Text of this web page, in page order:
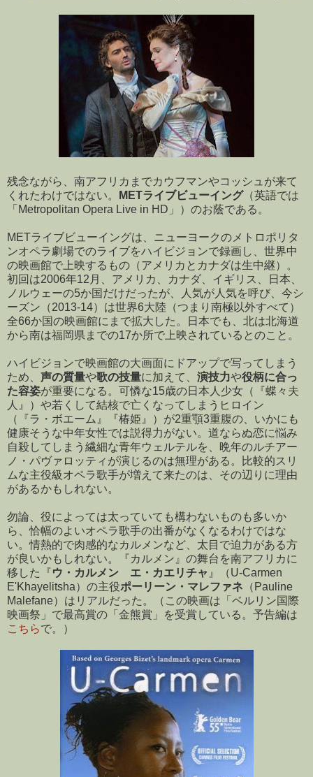
残念ながら、南アフリカまでカウフマンやコッシュが来て
くれたわけではない。
METライブビューイング（英語では
「Metropolitan Opera Live in HD」）のお蔭である。
METライブビューイングは、ニューヨークのメトロポリタ
ンオペラ劇場でのライブをハイビジョンで録画し、世界中
の映画館で上映するもの（アメリカとカナダは生中継）。
初回は2006年12月、アメリカ、カナダ、イギリス、日本、
ノルウェーの5か国だけだったが、人気が人気を呼び、今シ
ーズン（2013-14）は世界6大陸（つまり南極以外すべて）
全66か国の映画館にまで拡大した。日本でも、北は北海道
から南は福岡県までの17か所で上映されているとのこと。
ハイビジョンで映画館の大画面にドアップで写ってしまう
ため、 声の質量や歌の技量に加えて、 演技力や役柄に合っ
た容姿が重要になる。可憐な15歳の日本人少女（『蝶々夫
人』）や若くして結核で亡くなってしまうヒロイン
（『ラ・ボエーム』『椿姫』）が2重顎3重腹の、いかにも
健康そうな中年女性では説得力がない。道ならぬ恋に悩み
自殺してしまう繊細な青年ウェルテルを、晩年のルチアー
ノ・パヴァロッティが演じるのは無理がある。比較的スリ
ムな主役級オペラ歌手が増えて来たのは、その辺りに理由
があるかもしれない。
勿論、役によっては太っていても構わないものも多いか
ら、恰幅のよいオペラ歌手の出番がなくなるわけではな
い。情熱的で肉感的なカルメンなど、太目で迫力がある方
が良いかもしれない。『カルメン』の舞台を南アフリカに
移した『ウ・カルメン エ・カエリチャ 』（U-Carmen
E'Khayelitsha）の主役ポーリーン・マレファネ （Pauline
Malefane）はリアルだった。（この映画は「ベルリン国際
映画祭」で最高賞の「金熊賞」を受賞している。予告編は
こちらで。）